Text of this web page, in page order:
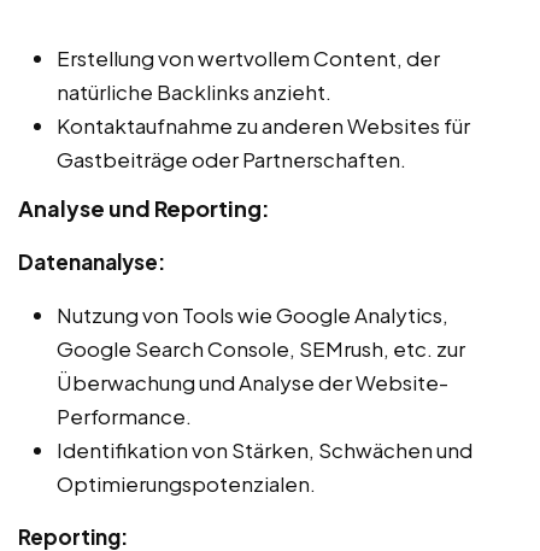
Erstellung von wertvollem Content, der
natürliche Backlinks anzieht.
Kontaktaufnahme zu anderen Websites für
Gastbeiträge oder Partnerschaften.
Analyse und Reporting:
Datenanalyse:
Nutzung von Tools wie Google Analytics,
Google Search Console, SEMrush, etc. zur
Überwachung und Analyse der Website-
Performance.
Identifikation von Stärken, Schwächen und
Optimierungspotenzialen.
Reporting: